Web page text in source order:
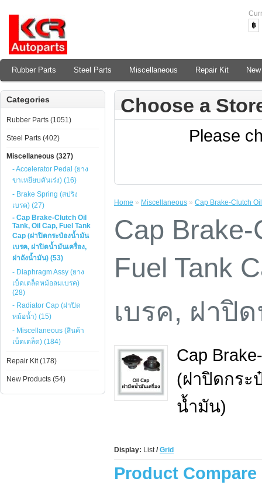
฿
Rubber Parts Steel Parts Miscellaneous Repair Kit
Categories
Rubber Parts (1051)
Steel Parts (402)
Miscellaneous (327)
- Accelerator Pedal (ยาง
ขาเหยียบคันเร่ง) (16)
- Brake Spring (สปริง
เบรค) (27)
- Cap Brake-Clutch Oil
Tank, Oil Cap, Fuel Tank
Cap (ฝาปิดกระป๋องน้ำมัน
เบรค, ฝาปิดน้ำมันเครื่อง,
ฝาถังน้ำมัน) (53)
- Diaphragm Assy (ยาง
เบ็ดเตล็ดหม้อลมเบรค)
(28)
- Radiator Cap (ฝาปิด
หม้อน้ำ) (15)
- Miscellaneous (สินค้า
เบ็ดเตล็ด) (184)
Repair Kit (178)
New Products (54)
Choose a
Please
Home » Miscellaneous » Cap Brake-Clutch
Cap Brake-
Fuel Tank
เบรค, ฝาปิ
Cap
(ฝาปิดกระ
น้ำมัน)
Display: List/ Grid
Product Compare